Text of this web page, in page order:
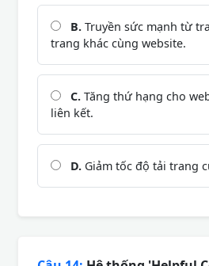
B. Truyền sức mạnh từ
trang khác cùng website.
C. Tăng thứ hạng cho
liên kết.
D. Giảm tốc độ tải trang